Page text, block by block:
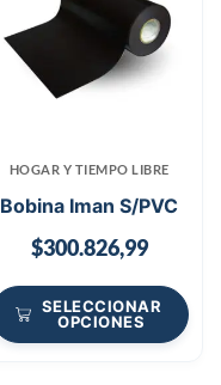
HOGAR Y TIEMPO LIBRE
Bobina Iman S/PVC
$300.826,99
SELECCIONAR
OPCIONES